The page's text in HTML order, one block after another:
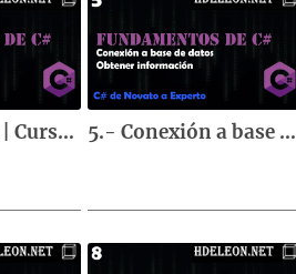
4.- Interfaces | Curso de fundamentos de C# 5.- Conexión a base de datos, obtener información | Curso de fundamentos de C#